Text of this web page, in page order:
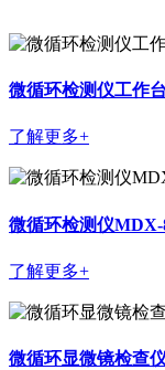
微循环检测仪工作
了解更多+
微循环检测仪MDX-
了解更多+
微循环显微镜检查